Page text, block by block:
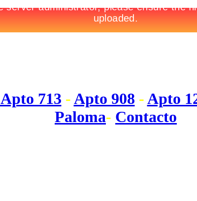
Apto 713 -Apto 908 -Apto
Paloma- Contacto